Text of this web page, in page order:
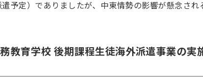
予定）でありましたが、中東情勢の影響が懸念され
教育学校 後期課程生徒海外派遣事業の実